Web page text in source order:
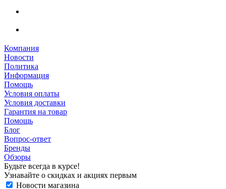
Компания
Новости
Политика
Информация
Помощь
Условия оплаты
Условия доставки
Гарантия на товар
Помощь
Блог
Вопрос-ответ
Бренды
Обзоры
Будьте всегда в курсе!
Узнавайте о скидках и акциях первым
Новости магазина